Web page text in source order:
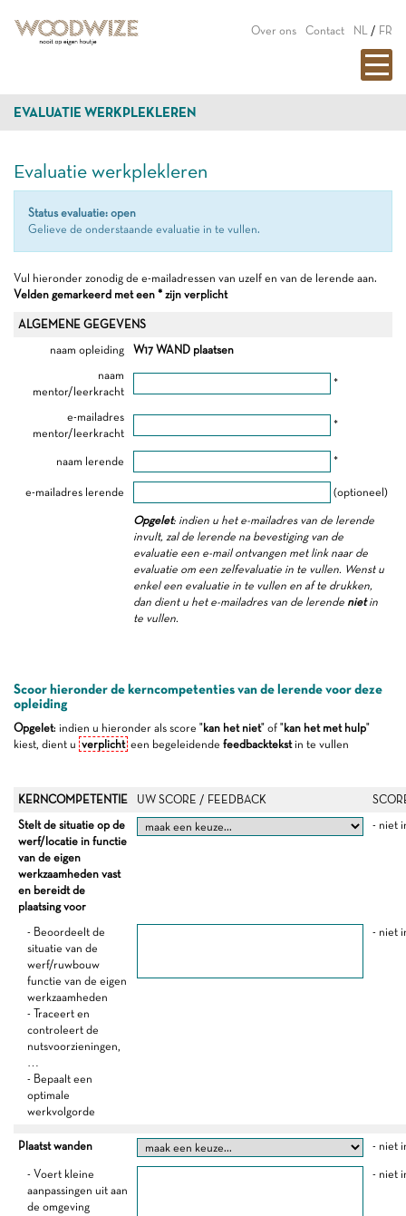
Over ons Contact NL / FR
EVALUATIE WERKPLEKLEREN
Evaluatie werkplekleren
Status evaluatie: open
Gelieve de onderstaande evaluatie in te vullen.
Vul hieronder zonodig de e-mailadressen van uzelf en van de lerende aan.
Velden gemarkeerd met een * zijn verplicht
ALGEMENE GEGEVENS
naam opleiding
W17 WAND plaatsen
naam
mentor/leerkracht
*
e-mailadres
mentor/leerkracht
*
naam lerende *
e-mailadres lerende (optioneel)
Opgelet: indien u het e-mailadres van de lerende
invult, zal de lerende na bevestiging van de
evaluatie een e-mail ontvangen met link naar de
evaluatie om een zelfevaluatie in te vullen. Wenst u
enkel een evaluatie in te vullen en af te drukken,
dan dient u het e-mailadres van de lerende nietin
te vullen.
Scoor hieronder de kerncompetenties van de lerende voor deze
opleiding
Opgelet: indien u hieronder als score "kan het niet" of "kan het met hulp"
kiest, dient u verplicht een begeleidende feedbacktekstin te vullen
KERNCOMPETENTIE UW SCORE / FEEDBACK
Stelt de situatie op de
werf/locatie in functie
van de eigen
werkzaamheden vast
en bereidt de
plaatsing voor
- niet
- Beoordeelt de
situatie van de
werf/ruwbouw
functie van de eigen
werkzaamheden
- Traceert en
controleert de
nutsvoorzieningen,
…
- Bepaalt een
optimale
werkvolgorde
- niet
Plaatst wanden - niet
- Voert kleine
aanpassingen uit aan
de omgeving
- niet